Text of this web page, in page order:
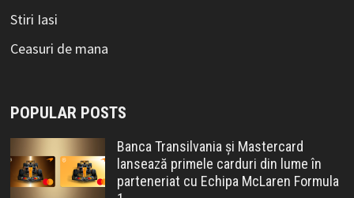
Stiri Iasi
Ceasuri de mana
POPULAR POSTS
Banca Transilvania și Mastercard
lansează primele carduri din lume în
parteneriat cu Echipa McLaren Formula